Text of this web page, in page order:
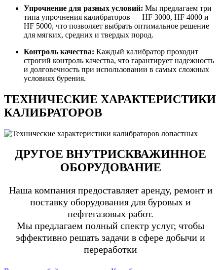
Упрочнение для разных условий: Мы предлагаем три
типа упрочнения калибраторов — HF 3000, HF 4000 и
HF 5000, что позволяет выбрать оптимальное решение
для мягких, средних и твердых пород.
Контроль качества: Каждый калибратор проходит
строгий контроль качества, что гарантирует надежность
и долговечность при использовании в самых сложных
условиях бурения.
ТЕХНИЧЕСКИЕ ХАРАКТЕРИСТИКИ
КАЛИБРАТОРОВ
ДРУГОЕ ВНУТРИСКВАЖИННОЕ
ОБОРУДОВАНИЕ
Наша компания предоставляет аренду, ремонт и
поставку оборудования для буровых и
нефтегазовых работ.
Мы предлагаем полный спектр услуг, чтобы
эффективно решать задачи в сфере добычи и
переработки